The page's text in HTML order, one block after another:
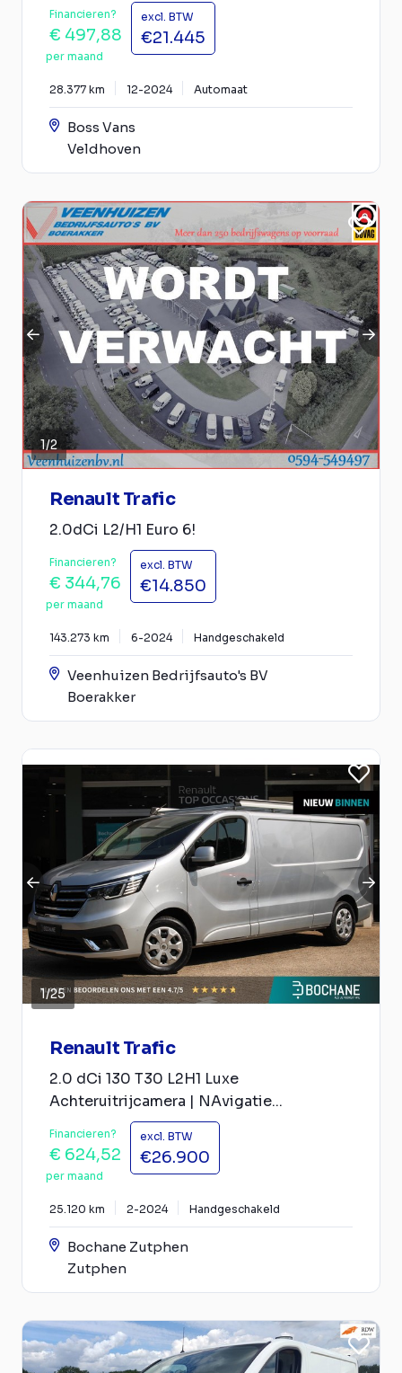
Financieren?
€ 497,88
per maand
excl. BTW
€21.445
28.377 km 12-2024 Automaat
Boss Vans
Veldhoven
1/2
Renault Trafic
2.0dCi L2/H1 Euro 6!
Financieren?
€ 344,76
per maand
excl. BTW
€14.850
143.273 km 6-2024 Handgeschakeld
Veenhuizen Bedrijfsauto's BV
Boerakker
1/25
Renault Trafic
2.0 dCi 130 T30 L2H1 Luxe
Achteruitrijcamera | NAvigatie...
Financieren?
€ 624,52
per maand
excl. BTW
€26.900
25.120 km 2-2024 Handgeschakeld
Bochane Zutphen
Zutphen